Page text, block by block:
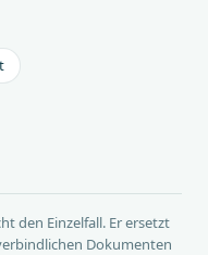
den Einzelfall. Er ersetzt
Dokumenten